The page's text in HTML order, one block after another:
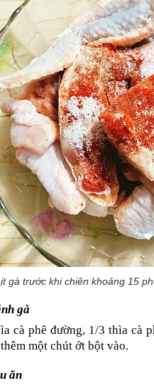
gà trước khi chiên khoảng 15
gà
cà phê đường, 1/3 thìa cà
một chút ớt bột vào.
ăn